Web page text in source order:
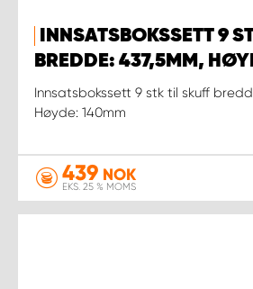
INNSATSBOKSSETT 9
BREDDE: 437,5MM,
Innsatsbokssett 9 stk til skuff
Høyde: 140mm
439 NOK
EKS. 25 % MOMS